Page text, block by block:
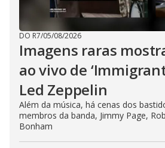
DO R7/05/08/2026
Imagens raras
ao vivo de
Led Zeppelin
Além da música, há cenas dos
membros da banda, Jimmy Page,
Bonham